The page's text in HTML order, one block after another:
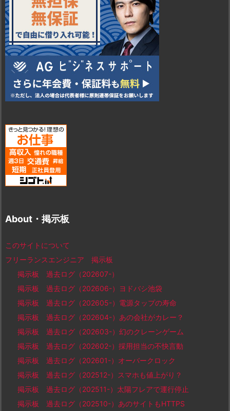
About・掲示板
このサイトについて
フリーランスエンジニア 掲示板
掲示板 過去ログ（202607-）
掲示板 過去ログ（202606-）ヨドバシ池袋
掲示板 過去ログ（202605-）電源タップの寿命
掲示板 過去ログ（202604-）あの会社がカレー？
掲示板 過去ログ（202603-）幻のクレーンゲーム
掲示板 過去ログ（202602-）採用担当の不快言動
掲示板 過去ログ（202601-）オーバークロック
掲示板 過去ログ（202512-）スマホも値上がり？
掲示板 過去ログ（202511-）太陽フレアで運行停止
掲示板 過去ログ（202510-）あのサイトもHTTPS